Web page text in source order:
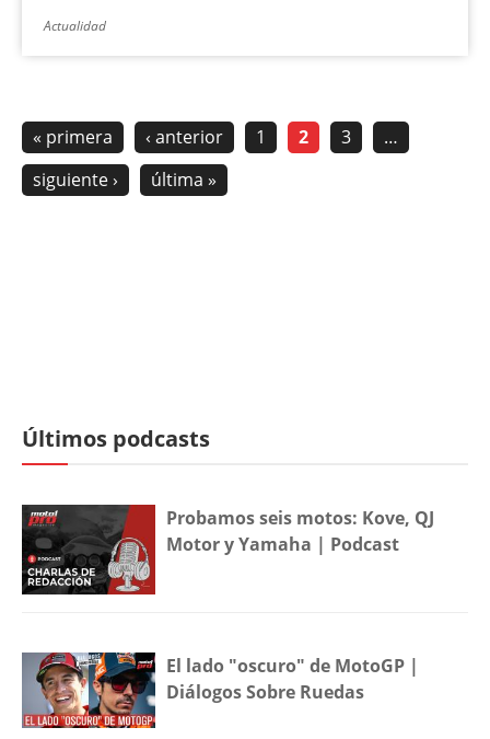
Actualidad
« primera ‹ anterior 1 2 3
…
siguiente ›
última »
Últimos podcasts
Probamos seis motos: Kove, QJ
Motor y Yamaha | Podcast
El lado "oscuro" de MotoGP |
Diálogos Sobre Ruedas